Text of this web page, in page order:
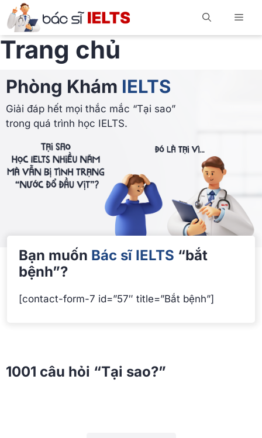
Trang chủ
Phòng Khám IELTS
Giải đáp hết mọi thắc mắc “Tại sao”
trong quá trình học IELTS.
Bạn muốn Bác sĩ IELTS “bắt
bệnh”?
[contact-form-7 id=”57″ title=”Bắt bệnh”]
1001 câu hỏi “Tại sao?”